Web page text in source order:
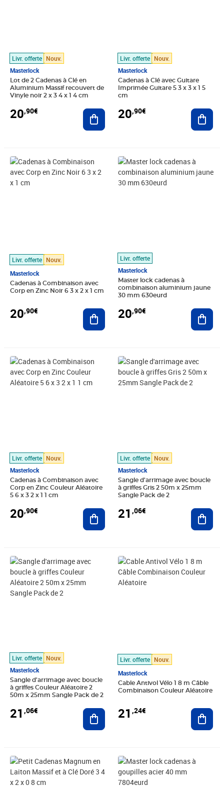
Livr. offerte Nouv.
Masterlock
Lot de 2 Cadenas à Clé en
Aluminium Massif recouvert de
Vinyle noir 2 x 3 4 x 1 4 cm
20,90€ Ajouter au panier
Livr. offerte Nouv.
Masterlock
Cadenas à Clé avec Guitare
Imprimée Guitare 5 3 x 3 x 1 5
cm
20,90€
Livr. offerte Nouv.
Masterlock
Cadenas à Combinaison avec
Corp en Zinc Noir 6 3 x 2 x 1 cm
20,90€
Prix 20,90€
Ajouter au panier
Livr. offerte
Masterlock
Master lock cadenas à
combinaison aluminium jaune
30 mm 630eurd
20,90€
Prix 20,90€
Livr. offerte Nouv.
Masterlock
Cadenas à Combinaison avec
Corp en Zinc Couleur Aléatoire
5 6 x 3 2 x 1 1 cm
20,90€
Prix 20,90€
Ajouter au panier
Livr. offerte Nouv.
Masterlock
Sangle d'arrimage avec boucle
à griffes Gris 2 50m x 25mm
Sangle Pack de 2
21 ,06€
Prix 21,06€
Livr. offerte Nouv.
Masterlock
Sangle d'arrimage avec boucle
à griffes Couleur Aléatoire 2
50m x 25mm Sangle Pack de 2
21 ,06€
Prix 21,06€
Ajouter au panier
Livr. offerte Nouv.
Masterlock
Cable Antivol Vélo 1 8 m Câble
Combinaison Couleur Aléatoire
21 ,24€
Prix 21,24€
Prix 21,29€ Prix 21,80€